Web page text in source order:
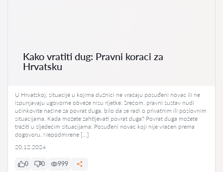
Kako vratiti dug: Pravni koraci za
Hrvatsku
U Hrvatskoj, situacije u kojima dužnici ne vraćaju posuđeni novac ili ne
ispunjavaju ugovorne obveze nisu rijetke. Srećom, pravni sustav nudi
učinkovite načine za povrat duga, bilo da se radi o privatnim ili poslovnim
situacijama. Kada možete zahtijevati povrat duga? Povrat duga možete
tražiti u sljedećim situacijama: Posuđeni novac koji nije vraćen prema
dogovoru. Nepodmirene […]
20.12.2024
0 0 999